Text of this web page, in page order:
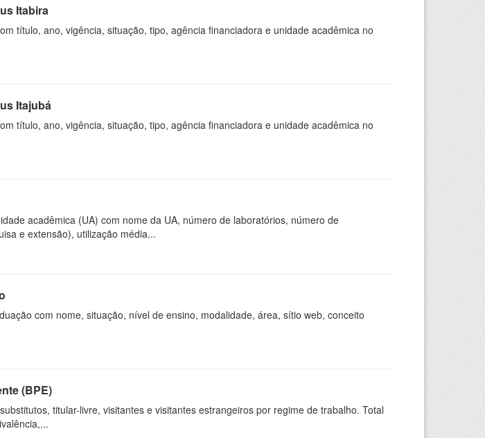
Itabira
título, ano, vigência, situação, tipo, agência financiadora e unidade acadêmica no
Itajubá
título, ano, vigência, situação, tipo, agência financiadora e unidade acadêmica no
acadêmica (UA) com nome da UA, número de laboratórios, número de
e extensão), utilização média...
com nome, situação, nível de ensino, modalidade, área, sítio web, conceito
(BPE)
titular-livre, visitantes e visitantes estrangeiros por regime de trabalho. Total